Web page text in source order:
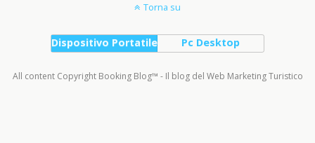
Torna su
Dispositivo Portatile Pc Desktop
All content Copyright Booking Blog™ - Il blog del Web Marketing Turistico